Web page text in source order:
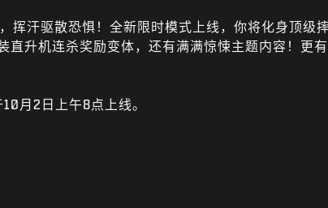
挥汗驱散恐惧！全新限时模式上线，你将化身顶级
直升机连杀奖励变体，还有满满惊悚主题内容！更
月2日上午8点上线。